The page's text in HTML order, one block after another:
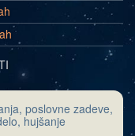
poslovne zadeve,
hujšanje